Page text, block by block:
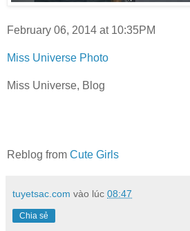
February 06, 2014 at 10:35PM
Miss Universe Photo
Miss Universe, Blog
Reblog from Cute Girls
tuyetsac.com vào lúc 08:47
Chia sẻ